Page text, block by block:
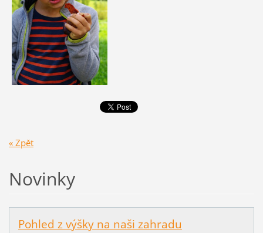
« Zpět
Novinky
Pohled z výšky na naši zahradu